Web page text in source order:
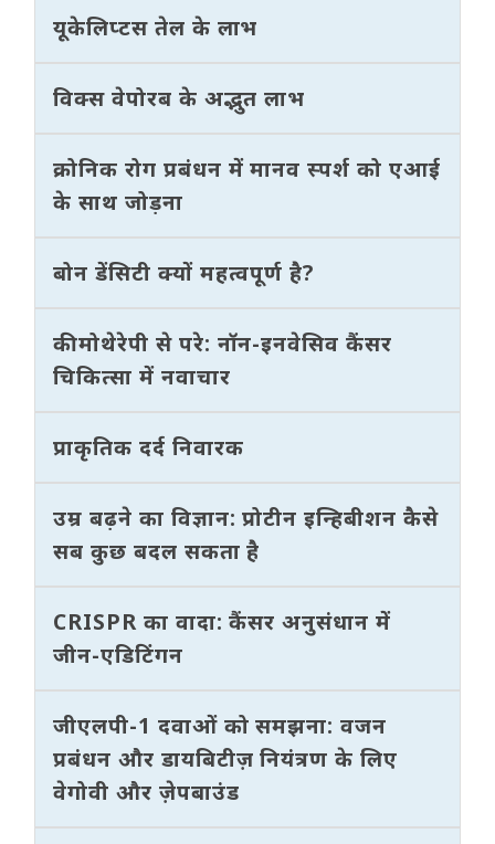
यूकेलिप्टस तेल के लाभ
विक्स वेपोरब के अद्भुत लाभ
क्रोनिक रोग प्रबंधन में मानव स्पर्श को एआई
के साथ जोड़ना
बोन डेंसिटी क्यों महत्वपूर्ण है?
कीमोथेरेपी से परे: नॉन-इनवेसिव कैंसर
चिकित्सा में नवाचार
प्राकृतिक दर्द निवारक
उम्र बढ़ने का विज्ञान: प्रोटीन इन्हिबीशन कैसे
सब कुछ बदल सकता है
CRISPR का वादा: कैंसर अनुसंधान में
जीन-एडिटिंगन
जीएलपी-1 दवाओं को समझना: वजन
प्रबंधन और डायबिटीज़ नियंत्रण के लिए
वेगोवी और ज़ेपबाउंड